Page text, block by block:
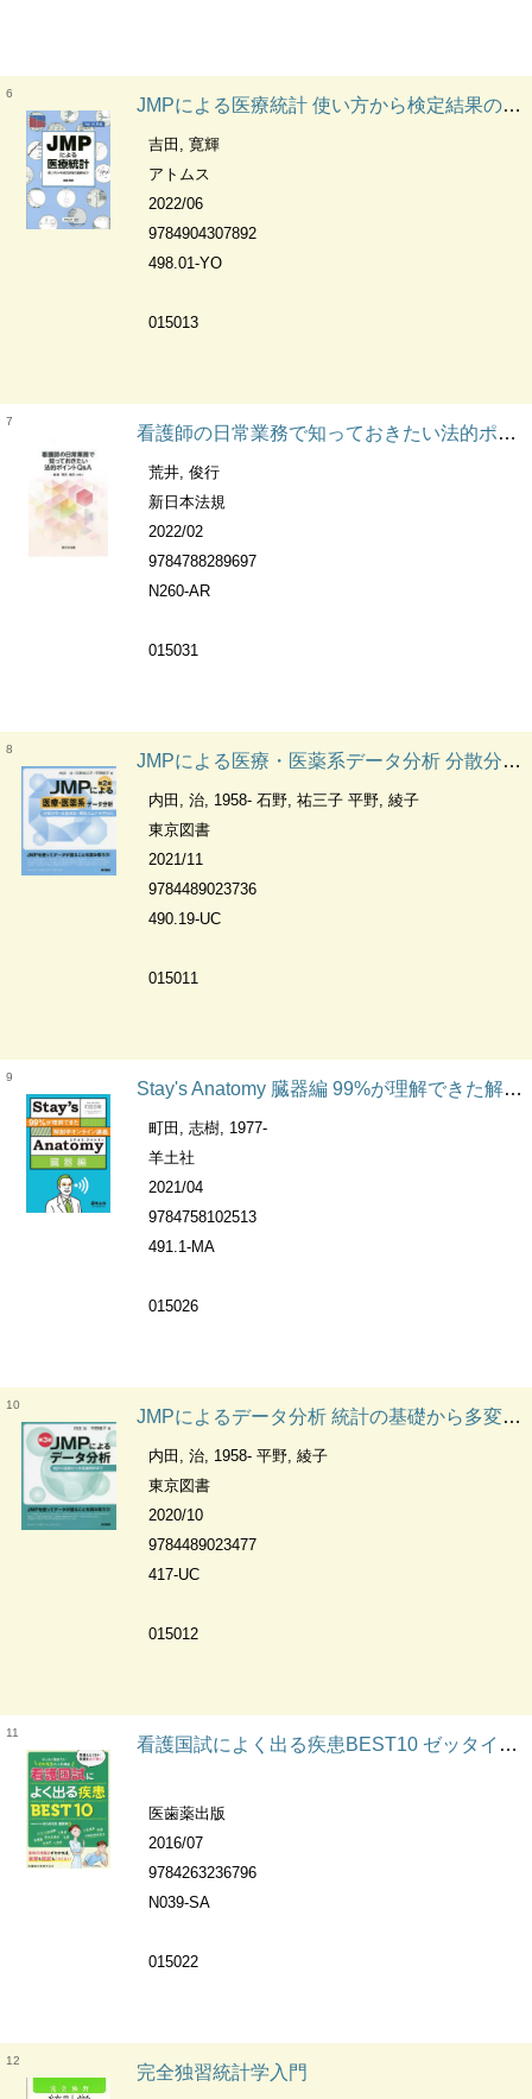
6
JMPによる医療統計 使い方から検定結果の解釈まで
吉田, 寛輝
アトムス
2022/06
9784904307892
498.01-YO
015013
7
看護師の日常業務で知っておきたい法的ポイントQ&A
荒井, 俊行
新日本法規
2022/02
9784788289697
N260-AR
015031
8
JMPによる医療・医薬系データ分析 分散分析・反復測定・傾向スコアを中心に
内田, 治, 1958- 石野, 祐三子 平野, 綾子
東京図書
2021/11
9784489023736
490.19-UC
015011
9
Stay's Anatomy 臓器編 99%が理解できた解剖学オンライン講義
町田, 志樹, 1977-
羊土社
2021/04
9784758102513
491.1-MA
015026
10
JMPによるデータ分析 統計の基礎から多変量解析まで
内田, 治, 1958- 平野, 綾子
東京図書
2020/10
9784489023477
417-UC
015012
11
看護国試によく出る疾患BEST10 ゼッタイ聞きたいさわ先生の人気講座
医歯薬出版
2016/07
9784263236796
N039-SA
015022
12
完全独習統計学入門